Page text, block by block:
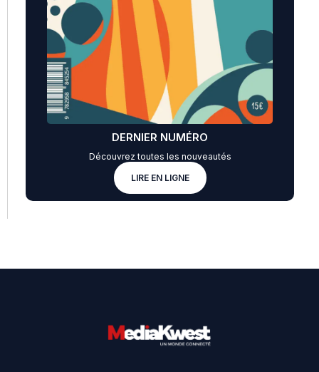
DERNIER NUMÉRO
Découvrez toutes les nouveautés
LIRE EN LIGNE